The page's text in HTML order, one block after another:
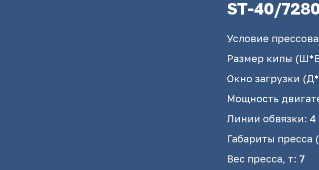
ST-40/
Условие
Размер кипы
Окно загрузки
Мощность
Линии обвязки: 4
Габариты
Вес пресса, т: 7